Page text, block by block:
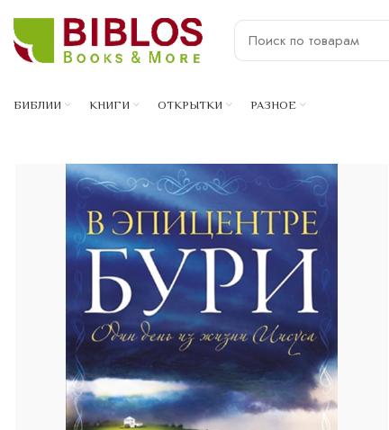
БИБЛИИ КНИГИ ОТКРЫТКИ РАЗНОЕ